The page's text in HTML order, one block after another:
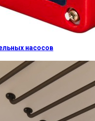
насосов